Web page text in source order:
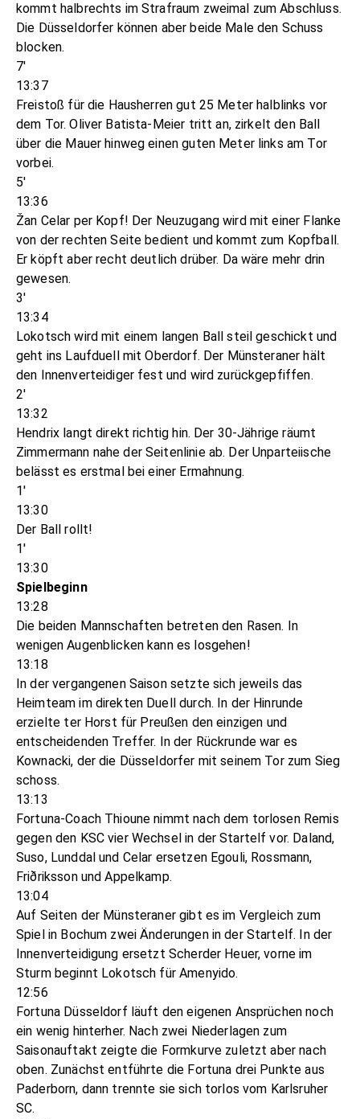
kommt halbrechts im Strafraum zweimal zum Abschluss.
Die Düsseldorfer können aber beide Male den Schuss
blocken.
7'
13:37
Freistoß für die Hausherren gut 25 Meter halblinks vor
dem Tor. Oliver Batista-Meier tritt an, zirkelt den Ball
über die Mauer hinweg einen guten Meter links am Tor
vorbei.
5'
13:36
Žan Celar per Kopf! Der Neuzugang wird mit einer Flanke
von der rechten Seite bedient und kommt zum Kopfball.
Er köpft aber recht deutlich drüber. Da wäre mehr drin
gewesen.
3'
13:34
Lokotsch wird mit einem langen Ball steil geschickt und
geht ins Laufduell mit Oberdorf. Der Münsteraner hält
den Innenverteidiger fest und wird zurückgepfiffen.
2'
13:32
Hendrix langt direkt richtig hin. Der 30-Jährige räumt
Zimmermann nahe der Seitenlinie ab. Der Unparteiische
belässt es erstmal bei einer Ermahnung.
1'
13:30
Der Ball rollt!
1'
13:30
Spielbeginn
13:28
Die beiden Mannschaften betreten den Rasen. In
wenigen Augenblicken kann es losgehen!
13:18
In der vergangenen Saison setzte sich jeweils das
Heimteam im direkten Duell durch. In der Hinrunde
erzielte ter Horst für Preußen den einzigen und
entscheidenden Treffer. In der Rückrunde war es
Kownacki, der die Düsseldorfer mit seinem Tor zum Sieg
schoss.
13:13
Fortuna-Coach Thioune nimmt nach dem torlosen Remis
gegen den KSC vier Wechsel in der Startelf vor. Daland,
Suso, Lunddal und Celar ersetzen Egouli, Rossmann,
Friðriksson und Appelkamp.
13:04
Auf Seiten der Münsteraner gibt es im Vergleich zum
Spiel in Bochum zwei Änderungen in der Startelf. In der
Innenverteidigung ersetzt Scherder Heuer, vorne im
Sturm beginnt Lokotsch für Amenyido.
12:56
Fortuna Düsseldorf läuft den eigenen Ansprüchen noch
ein wenig hinterher. Nach zwei Niederlagen zum
Saisonauftakt zeigte die Formkurve zuletzt aber nach
oben. Zunächst entführte die Fortuna drei Punkte aus
Paderborn, dann trennte sie sich torlos vom Karlsruher
SC.